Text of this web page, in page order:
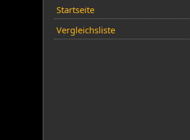
Startseite
Vergleichsliste